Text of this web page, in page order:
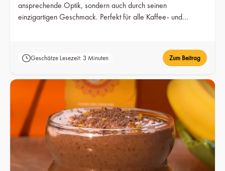
ansprechende Optik, sondern auch durch seinen
einzigartigen Geschmack. Perfekt für alle Kaffee- und
Geschätze Lesezeit: 3 Minuten Zum Beitrag